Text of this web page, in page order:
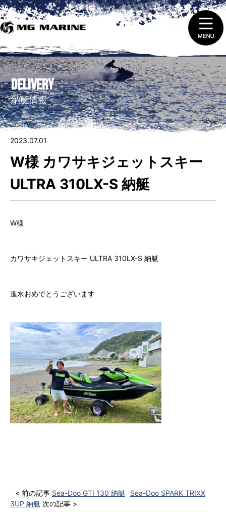
1.ニュース＆トピックス
2.船舶免許取得 ・ 免許証の更新と失効
3.販売（新艇＆中古艇）
5.整備 ・ 修理を依頼する
9.フォトギャラリー
10.会社情報
⑪ チャーター
DELIVERY
納艇情報
2023.07.01
W様 カワサキジェットスキー
ULTRA 310LX-S 納艇
W様
カワサキジェットスキー ULTRA 310LX-S 納艇
進水おめでとうございます
< 前の記事 Sea-Doo GTI 130 納艇
Sea-Doo SPARK TRIXX
3UP 納艇 次の記事 >